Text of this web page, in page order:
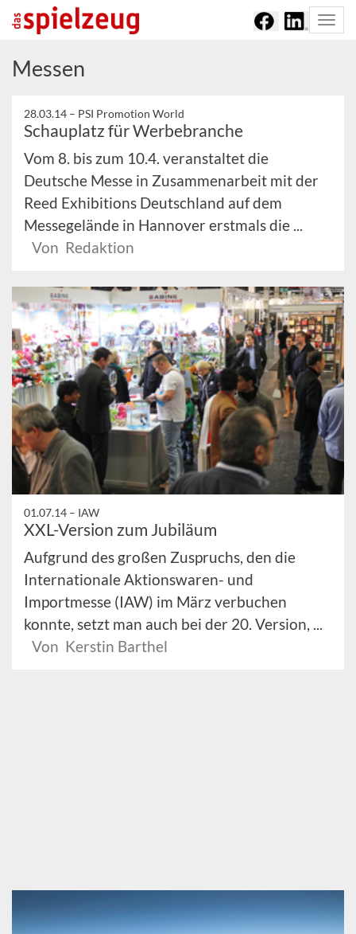
Messen
28.03.14 – PSI Promotion World
Schauplatz für Werbebranche
Vom 8. bis zum 10.4. veranstaltet die
Deutsche Messe in Zusammenarbeit mit der
Reed Exhibitions Deutschland auf dem
Messegelände in Hannover erstmals die ...
Von Redaktion
01.07.14 – IAW
XXL-Version zum Jubiläum
Aufgrund des großen Zuspruchs, den die
Internationale Aktionswaren- und
Importmesse (IAW) im März verbuchen
konnte, setzt man auch bei der 20. Version, ...
Von Kerstin Barthel